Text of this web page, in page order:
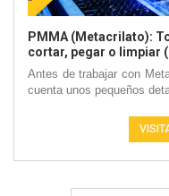
PMMA (Metacrilato):
cortar, pegar o limpiar
Antes de trabajar con
cuenta unos pequeños